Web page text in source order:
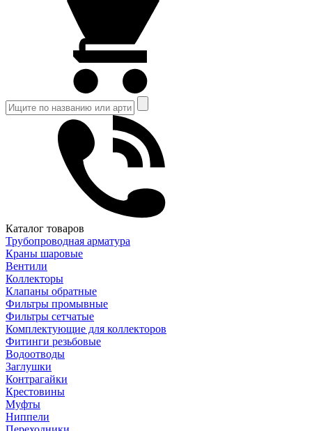
Каталог товаров
Трубопроводная арматура
Краны шаровые
Вентили
Коллекторы
Клапаны обратные
Фильтры промывные
Фильтры сетчатые
Комплектующие для коллекторов
Фитинги резьбовые
Водоотводы
Заглушки
Контрагайки
Крестовины
Муфты
Ниппели